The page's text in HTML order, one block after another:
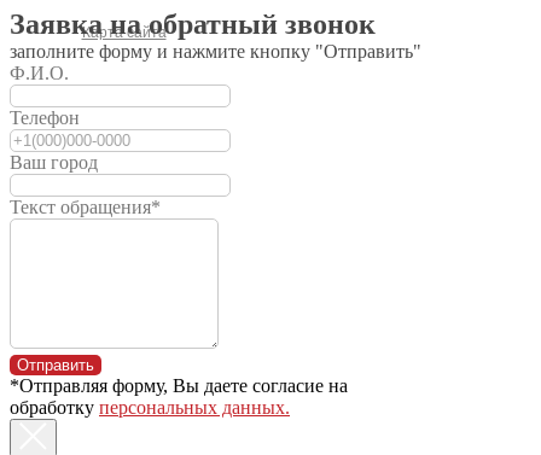
© 2004-2026 МТЗ-Сибирь
Карта сайта
Политика конфиденциальности
630541, г. Новосибирск,
Советское шоссе, 9
График работы офиса:
пн-пт: с 08:00 до 17:00
сб-вс: выходные
service@mtzsibir.ru
отдел запасных частей
Заявка на обратный звонок
заполните форму и нажмите кнопку "Отправить"
Ф.И.О.
Телефон
Ваш город
Текст обращения*
Отправить
*Отправляя форму, Вы даете согласие на
обработку персональных данных.